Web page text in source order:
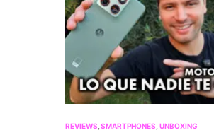
REVIEWS SMARTPHONES UNBOXING